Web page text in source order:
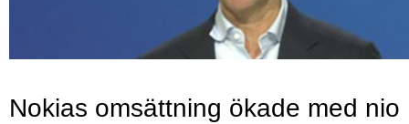
Nokias omsättning ökade med nio